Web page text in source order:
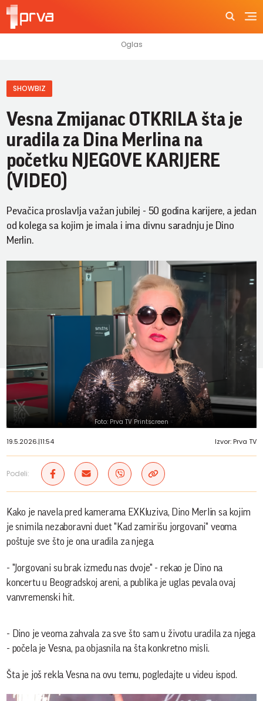
SHOWBIZ
Vesna Zmijanac OTKRILA šta je
uradila za Dina Merlina na
početku NJEGOVE KARIJERE
(VIDEO)
Pevačica proslavlja važan jubilej - 50 godina karijere, a jedan
od kolega sa kojim je imala i ima divnu saradnju je Dino
Merlin.
Foto: Prva TV Printscreen
19.5.2026.|11:54 Izvor: Prva TV
Podeli:
Kako je navela pred kamerama EXKluziva, Dino Merlin sa kojim
je snimila nezaboravni duet "Kad zamirišu jorgovani" veoma
poštuje sve što je ona uradila za njega.
- "Jorgovani su brak između nas dvoje" - rekao je Dino na
koncertu u Beogradskoj areni, a publika je uglas pevala ovaj
vanvremenski hit.
- Dino je veoma zahvala za sve što sam u životu uradila za njega
- počela je Vesna, pa objasnila na šta konkretno misli.
Šta je još rekla Vesna na ovu temu, pogledajte u videu ispod.